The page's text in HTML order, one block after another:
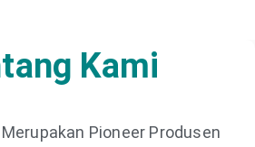
Kami
Pioneer Produsen